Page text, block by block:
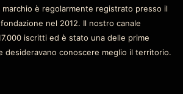
marchio è regolarmente registrato presso il
nel 2012. Il nostro canale
iscritti ed è stato una delle prime
desideravano conoscere meglio il territorio.